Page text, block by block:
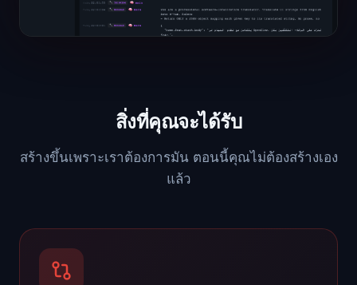
สิ่งที่คุณจะได้รับ
สร้างขึ้นเพราะเราต้องการมัน ตอนนี้คุณไม่ต้องสร้างเอง
แล้ว